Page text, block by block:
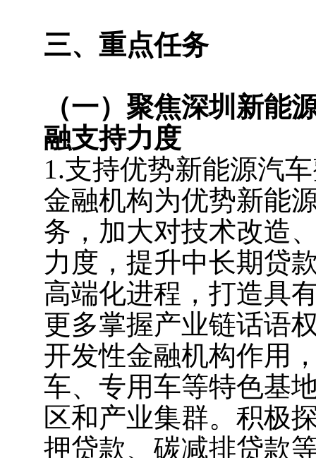
三、重点任务
（一）聚焦深圳新能
融支持力度
1.支持优势新能源汽
金融机构为优势新能
务，加大对技术改造
力度，提升中长期贷
高端化进程，打造具
更多掌握产业链话语
开发性金融机构作用
车、专用车等特色基
区和产业集群。积极
押贷款、碳减排贷款